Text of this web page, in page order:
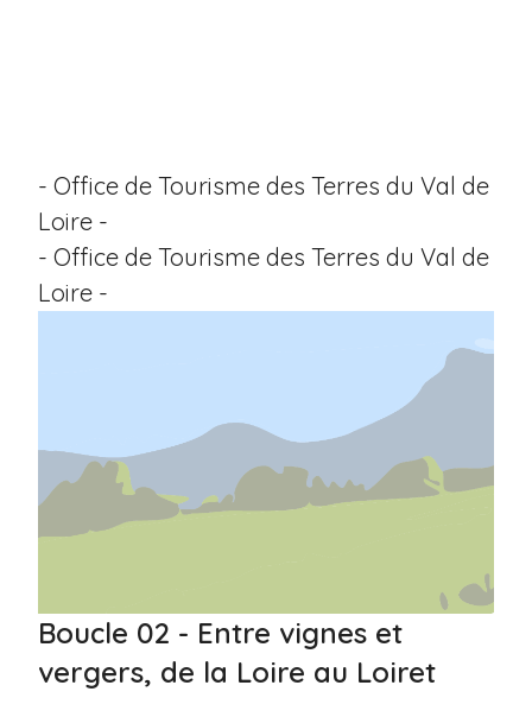
- Office de Tourisme des Terres du Val de
Loire -
- Office de Tourisme des Terres du Val de
Loire -
Boucle 02 - Entre vignes et
vergers, de la Loire au Loiret